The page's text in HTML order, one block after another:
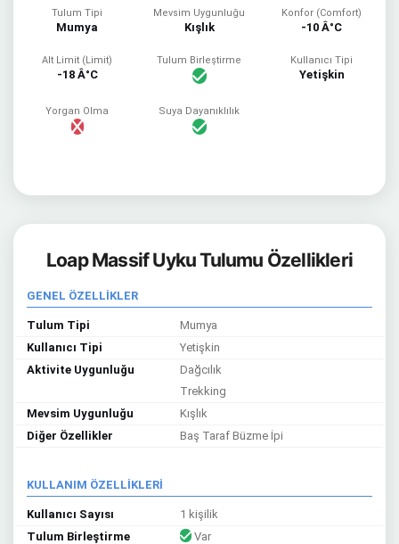
Tulum Tipi
Mumya
Mevsim Uygunluğu
Kışlık
Konfor (Comfort)
-10 Â°C
Alt Limit (Limit)
-18 Â°C
Tulum Birleştirme Kullanıcı Tipi
Yetişkin
Yorgan Olma Suya Dayanıklılık
Loap Massif Uyku Tulumu Özellikleri
GENEL ÖZELLİKLER
Tulum Tipi
Mumya
Kullanıcı Tipi
Yetişkin
Aktivite Uygunluğu
Dağcılık
Trekking
Mevsim Uygunluğu
Kışlık
Diğer Özellikler
Baş Taraf Büzme İpi
KULLANIM ÖZELLİKLERİ
Kullanıcı Sayısı
1 kişilik
Tulum Birleştirme
Var